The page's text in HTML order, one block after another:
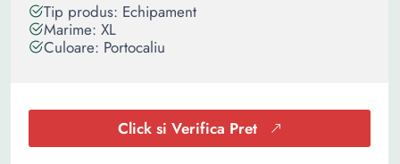
Tip produs: Echipament
Marime: XL
Culoare: Portocaliu
Click si Verifica Pret